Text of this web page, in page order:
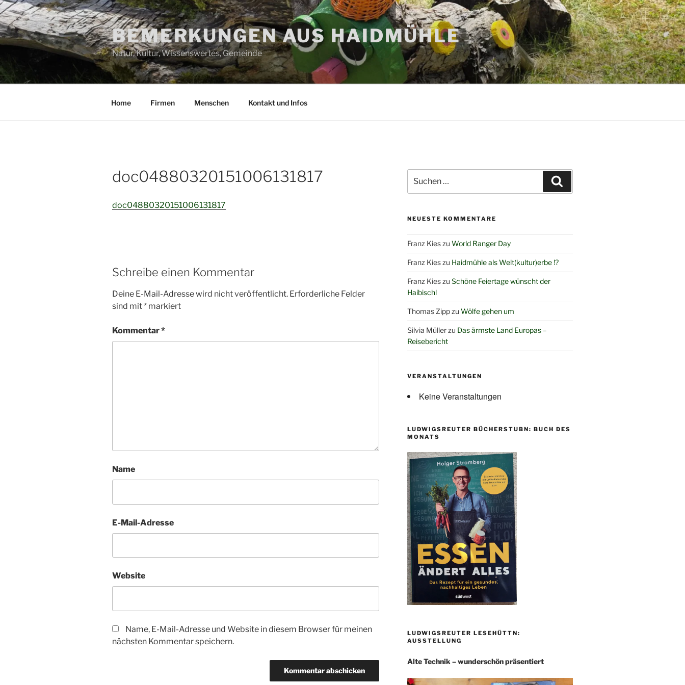
Zum
Inhalt
springen
BEMERKUNGEN AUS HAIDMÜHLE
Natur, Kultur, Wissenswertes, Gemeinde
Home Firmen Menschen Kontakt und Infos
doc04880320151006131817
doc04880320151006131817
Schreibe einen Kommentar
Deine E-Mail-Adresse wird nicht veröffentlicht. Erforderliche Felder
sind mit* markiert
Kommentar*
Name
E-Mail-Adresse
Website
Name, E-Mail-Adresse und Website in diesem Browser für meinen
nächsten Kommentar speichern.
nach:
NEUESTE KOMMENTARE
Franz Kieszu World Ranger Day
Franz Kieszu Haidmühle als Welt(kultur)erbe !?
Franz Kieszu Schöne Feiertage wünscht der
Haibischl
Thomas Zippzu Wölfe gehen um
Silvia Müllerzu Das ärmste Land Europas –
Reisebericht
VERANSTALTUNGEN
Keine Veranstaltungen
LUDWIGSREUTER BÜCHERSTUBN: BUCH DES
MONATS
LUDWIGSREUTER LESEHÜTTN:
AUSSTELLUNG
Alte Technik – wunderschön präsentiert